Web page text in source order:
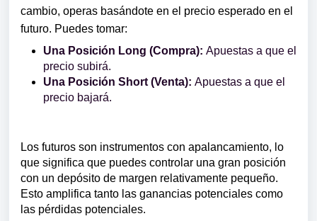
cambio, operas basándote en el precio esperado en el
futuro. Puedes tomar:
Una Posición Long (Compra): Apuestas a que el
precio subirá.
Una Posición Short (Venta): Apuestas a que el
precio bajará.
Los futuros son instrumentos con apalancamiento, lo
que significa que puedes controlar una gran posición
con un depósito de margen relativamente pequeño.
Esto amplifica tanto las ganancias potenciales como
las pérdidas potenciales.